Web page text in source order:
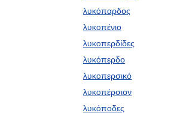
λυκόπαρδος
λυκοπένιο
λυκοπερδίδες
λυκόπερδο
λυκοπερσικό
λυκοπέρσιον
λυκόποδες